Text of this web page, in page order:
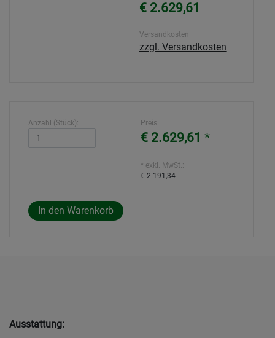
€ 2.629,61
Versandkosten
zzgl. Versandkosten
Anzahl (Stück): Preis
€ 2.629,61 *
* exkl. MwSt.:
€ 2.191,34
Ausstattung: